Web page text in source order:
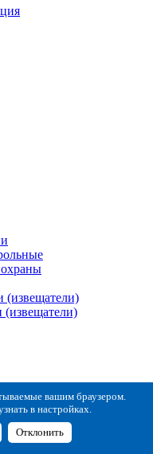
(извещатели)
вашим браузером.
в настройках.
Отклонить